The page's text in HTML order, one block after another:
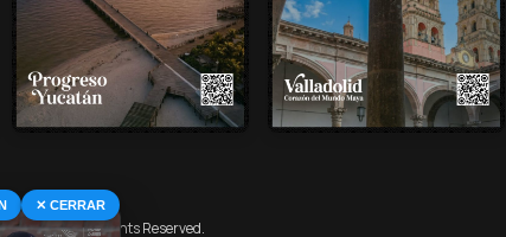
✕ CERRAR
MX. All Rights Reserved.